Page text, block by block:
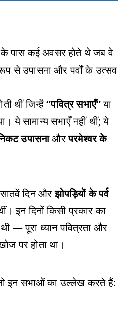
के पास कई अवसर होते थे जब वे
से उपासना और पर्वों के उत्सव
थीं जिन्हें“पवित्र सभाएँ”या
ये सामान्य सभाएँ नहीं थीं; ये
उपासनाऔरपरमेश्वर के
दिन औरझोपड़ियों के पर्व
इन दिनों किसी प्रकार का
— पूरा ध्यान पवित्रता और
पर होता था।
इन सभाओं का उल्लेख करते हैं: